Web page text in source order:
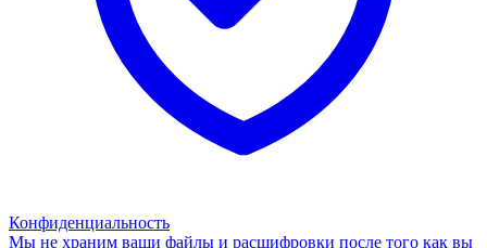
Конфиденциальность
Мы не храним ваши файлы и расшифровки после того как вы